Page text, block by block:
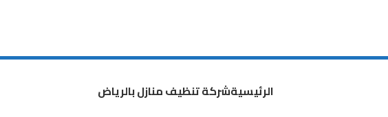
الرئيسيةشركة تنظيف منازل بالرياض